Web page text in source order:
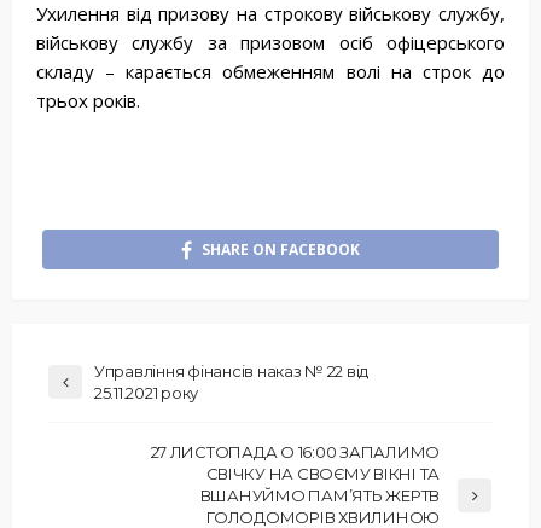
Ухилення від призову на строкову військову службу,
військову службу за призовом осіб офіцерського
складу – карається обмеженням волі на строк до
трьох років.
SHARE ON FACEBOOK
Управління фінансів наказ № 22 від
25.11.2021 року
27 ЛИСТОПАДА О 16:00 ЗАПАЛИМО
СВІЧКУ НА СВОЄМУ ВІКНІ ТА
ВШАНУЙМО ПАМ’ЯТЬ ЖЕРТВ
ГОЛОДОМОРІВ ХВИЛИНОЮ